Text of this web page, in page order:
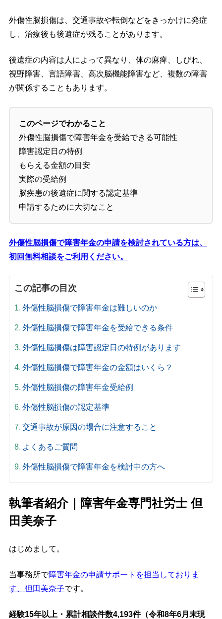
外傷性脳損傷は、交通事故や転倒などをきっかけに発症
し、治療後も後遺症が残ることがあります。
後遺症の内容は人によって異なり、体の麻痺、しびれ、
視野障害、言語障害、高次脳機能障害など、複数の障害
が関係することもあります。
このページでわかること
外傷性脳損傷で障害年金を受給できる可能性
障害認定日の特例
もらえる金額の目安
実際の受給例
脳疾患の後遺症に関する認定基準
申請するために大切なこと
外傷性脳損傷で障害年金の申請を検討されている方は、
初回無料相談をご利用ください。
この記事の目次
外傷性脳損傷で障害年金は難しいのか
外傷性脳損傷で障害年金を受給できる条件
外傷性脳損傷は障害認定日の特例があります
外傷性脳損傷で障害年金の金額はいくら？
外傷性脳損傷の障害年金受給例
外傷性脳損傷の認定基準
交通事故が原因の場合に注意すること
よくあるご質問
外傷性脳損傷で障害年金を検討中の方へ
執筆者紹介｜障害年金専門社労士 但
田美奈子
はじめまして。
当事務所で障害年金の申請サポートを担当しておりま
す、但田美奈子です。
経験15年以上・累計相談件数4,193件（令和8年6月末現